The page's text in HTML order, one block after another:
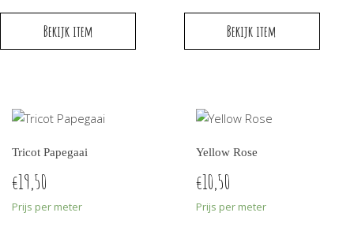
Bekijk item Bekijk item
Tricot Papegaai
€19,50
Prijs per meter
Yellow Rose
€10,50
Prijs per meter